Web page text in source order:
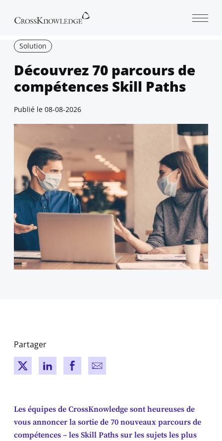
Solution
Découvrez 70 parcours de
compétences Skill Paths
Publié le 08-08-2026
Partager
New windowNew window
New windowNew window
Les équipes de CrossKnowledge sont heureuses de
vous annoncer la sortie de 70 nouveaux parcours de
compétences – les Skill Paths sur les sujets les plus